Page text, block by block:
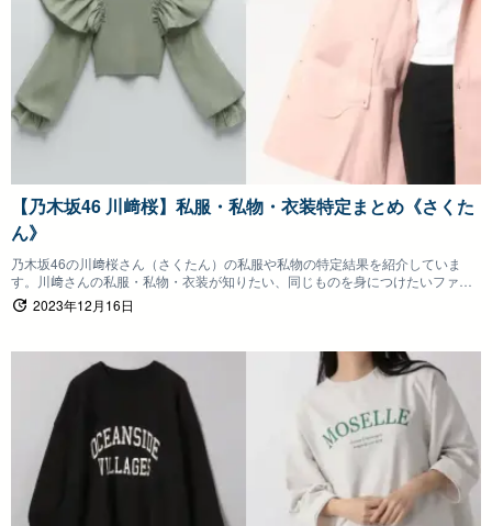
【乃木坂46 川﨑桜】私服・私物・衣装特定まとめ《さくた
ん》
乃木坂46の川﨑桜さん（さくたん）の私服や私物の特定結果を紹介していま
す。川﨑さんの私服・私物・衣装が知りたい、同じものを身につけたいファン
の方は参考にしていただけると嬉しいです。
2023年12月16日